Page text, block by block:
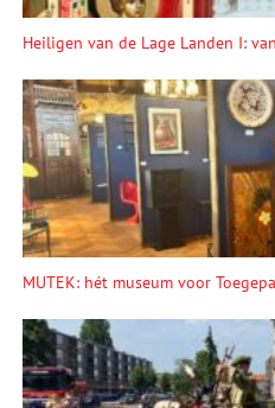
Heiligen van de Lage Landen I:
MUTEK: hét museum voor